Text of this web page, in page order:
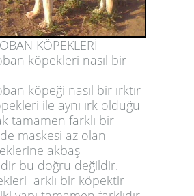
KÖPEKLERİ
köpekleri nasıl bir
köpeği nasıl bir ırktır
ile aynı ırk olduğu
tamamen farklı bir
maskesi az olan
akbaş
bu doğru değildir.
arklı bir köpektir